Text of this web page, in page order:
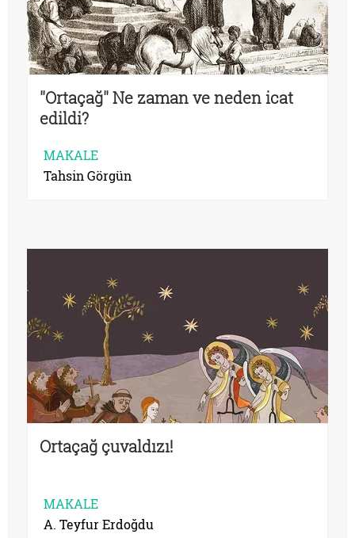
''Ortaçağ'' Ne zaman ve neden icat
edildi?
MAKALE
Tahsin Görgün
Ortaçağ çuvaldızı!
MAKALE
A. Teyfur Erdoğdu